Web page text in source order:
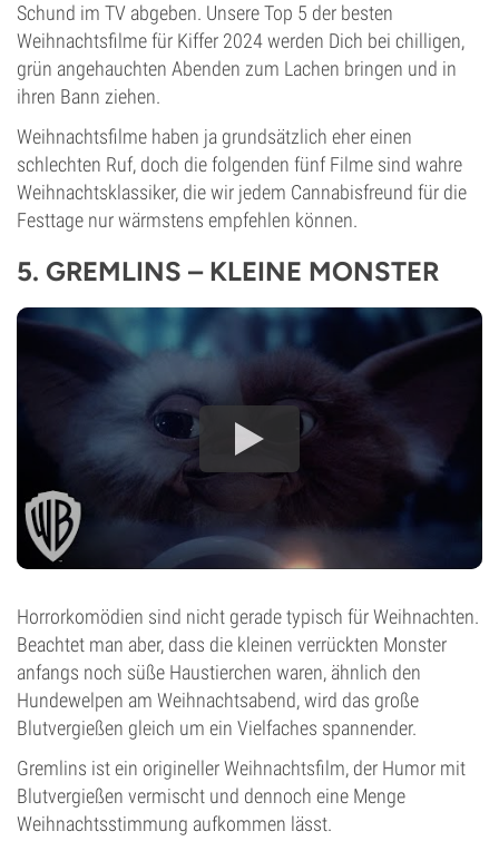
Schund im TV abgeben. Unsere Top 5 der besten
Weihnachtsfilme für Kiffer 2024 werden Dich bei chilligen,
grün angehauchten Abenden zum Lachen bringen und in
ihren Bann ziehen.
Weihnachtsfilme haben ja grundsätzlich eher einen
schlechten Ruf, doch die folgenden fünf Filme sind wahre
Weihnachtsklassiker, die wir jedem Cannabisfreund für die
Festtage nur wärmstens empfehlen können.
5. GREMLINS – KLEINE MONSTER
Horrorkomödien sind nicht gerade typisch für Weihnachten.
Beachtet man aber, dass die kleinen verrückten Monster
anfangs noch süße Haustierchen waren, ähnlich den
Hundewelpen am Weihnachtsabend, wird das große
Blutvergießen gleich um ein Vielfaches spannender.
Gremlins ist ein origineller Weihnachtsfilm, der Humor mit
Blutvergießen vermischt und dennoch eine Menge
Weihnachtsstimmung aufkommen lässt.